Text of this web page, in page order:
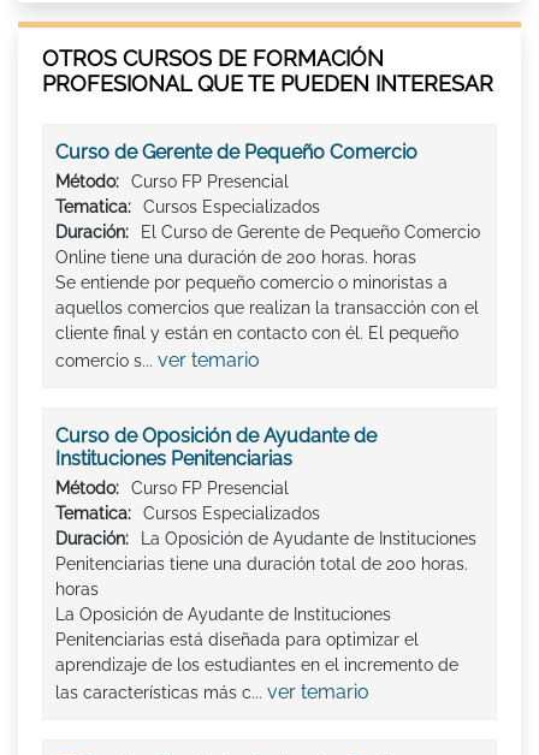
OTROS CURSOS DE FORMACIÓN
PROFESIONAL QUE TE PUEDEN INTERESAR
Curso de Gerente de Pequeño Comercio
Método:
Curso FP Presencial
Tematica:
Cursos Especializados
Duración:
El Curso de Gerente de Pequeño Comercio
Online tiene una duración de 200 horas. horas
Se entiende por pequeño comercio o minoristas a
aquellos comercios que realizan la transacción con el
cliente final y están en contacto con él. El pequeño
comercio s... ver temario
Curso de Oposición de Ayudante de
Instituciones Penitenciarias
Método:
Curso FP Presencial
Tematica:
Cursos Especializados
Duración:
La Oposición de Ayudante de Instituciones
Penitenciarias tiene una duración total de 200 horas.
horas
La Oposición de Ayudante de Instituciones
Penitenciarias está diseñada para optimizar el
aprendizaje de los estudiantes en el incremento de
las características más c... ver temario